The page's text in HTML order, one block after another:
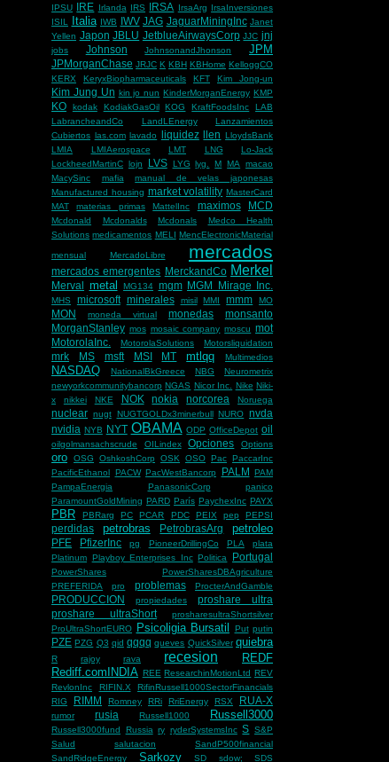
IPSU
IRE Irlanda IRS IRSA IrsaArg
IrsaInversiones
ISIL
Italia IWB IWV JAG JaguarMiningInc Janet
Yellen Japon JBLU JetblueAirwaysCorp JJC jnj
jobs Johnson JohnsonandJhonson JPM
JPMorganChase JRJC K KBH KBHome KelloggCO
KERX
KeryxBiopharmaceuticals KFT Kim Jong-un
Kim Jung Un kin jo nun KinderMorganEnergy KMP
KO kodak KodiakGasOil KOG KraftFoodsInc
LAB
LabrancheandCo
LandLEnergy
Lanzamientos
Cubiertos
las.com lavado liquidez llen
LloydsBank
LMIA
LMIAerospace LMT LNG
Lo-Jack
LockheedMartinC
lojn LVS LYG lyg. M MA macao
MacySinc
mafia
manual de velas japonesas
Manufactured housing market volatility MasterCard
MAT
materias primas MattelInc maximos MCD
Mcdonald Mcdonalds Mcdonals
Medco Health
Solutions medicamentos MELI MencElectronicMaterial
mensual MercadoLibre mercados
mercados emergentes MerckandCo Merkel
Merval metal MG134 mgm MGM Mirage Inc.
MHS microsoft minerales misil MMI mmm MO
MON moneda virtual monedas
monsanto
MorganStanley mos mosaic company moscu mot
MotorolaInc.
MotorolaSolutions Motorsliquidation
mrk MS msft MSI MT mtlqq Multimedios
NASDAQ NationalBkGreece NBG
Neurometrix
newyorkcommunitybancorp NGAS Nicor Inc. Nike Niki-
x
nikkei NKE NOK nokia norcorea Noruega
nuclear nugt NUGTGOLDx3minerbull NURO nvda
nvidia NYB NYT OBAMA ODP OfficeDepot oil
oilgolmansachscrude OILindex Opciones Options
oro OSG OshkoshCorp OSK OSO Pac
PaccarInc
PacificEthanol
PACW PacWestBancorp PALM
PAM
PampaEnergia
PanasonicCorp
panico
ParamountGoldMining PARD París PaychexInc PAYX
PBR PBRarg PC PCAR PDC PEIX pep PEPSI
perdidas petrobras PetrobrasArg petroleo
PFE PfizerInc pg PioneerDrillingCo PLA
plata
Platinum
Playboy Enterprises Inc Politica Portugal
PowerShares
PowerSharesDBAgriculture
PREFERIDA
pro problemas ProcterAndGamble
PRODUCCION propiedades
proshare ultra
proshare ultraShort
prosharesultraShortsilver
ProUltraShortEURO
Psicoligia Bursatil Put putin
PZE PZG Q3 qid qqqq queves QuickSilver quiebra
R rajoy rava recesion
REDF
Rediff.comINDIA REE ResearchinMotionLtd
REV
RevlonInc
RIFIN.X
RifinRussell1000SectorFinancials
RIG
RIMM Romney RRi RriEnergy RSX RUA-X
rumor rusia Russell1000 Russell3000
Russell3000fund Russia ry ryderSystemsInc S S&P
Salud
salutacion
SandP500financial
SandRidgeEnergy
Sarkozy SD sdow; SDS